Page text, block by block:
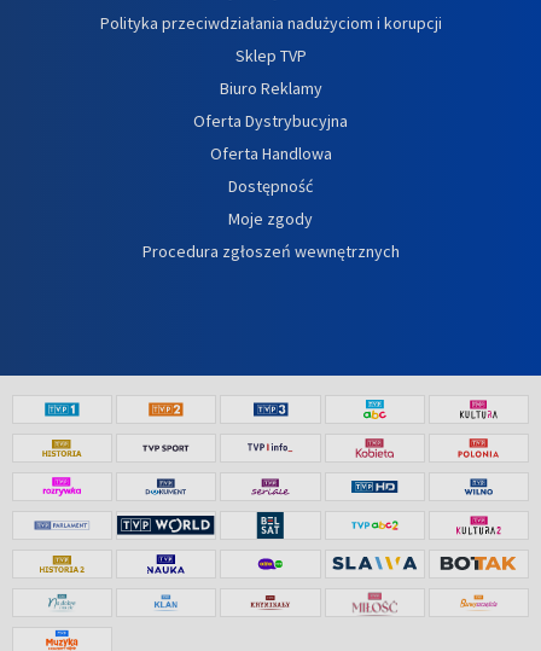
Polityka przeciwdziałania nadużyciom i korupcji
Sklep TVP
Biuro Reklamy
Oferta Dystrybucyjna
Oferta Handlowa
Dostępność
Moje zgody
Procedura zgłoszeń wewnętrznych